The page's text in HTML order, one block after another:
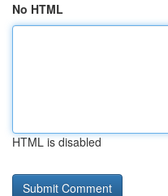
No HTML
HTML is disabled